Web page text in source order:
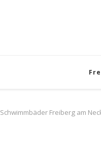
Schwimmbäder Freiberg am